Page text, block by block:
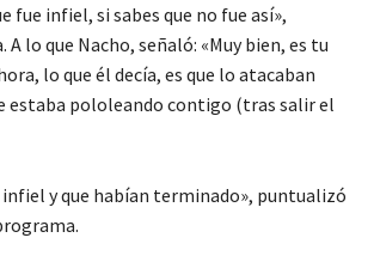
fue infiel, si sabes que no fue así»,
lo que Nacho, señaló: «Muy bien, es tu
lo que él decía, es que lo atacaban
estaba pololeando contigo (tras salir el
infiel y que habían terminado», puntualizó